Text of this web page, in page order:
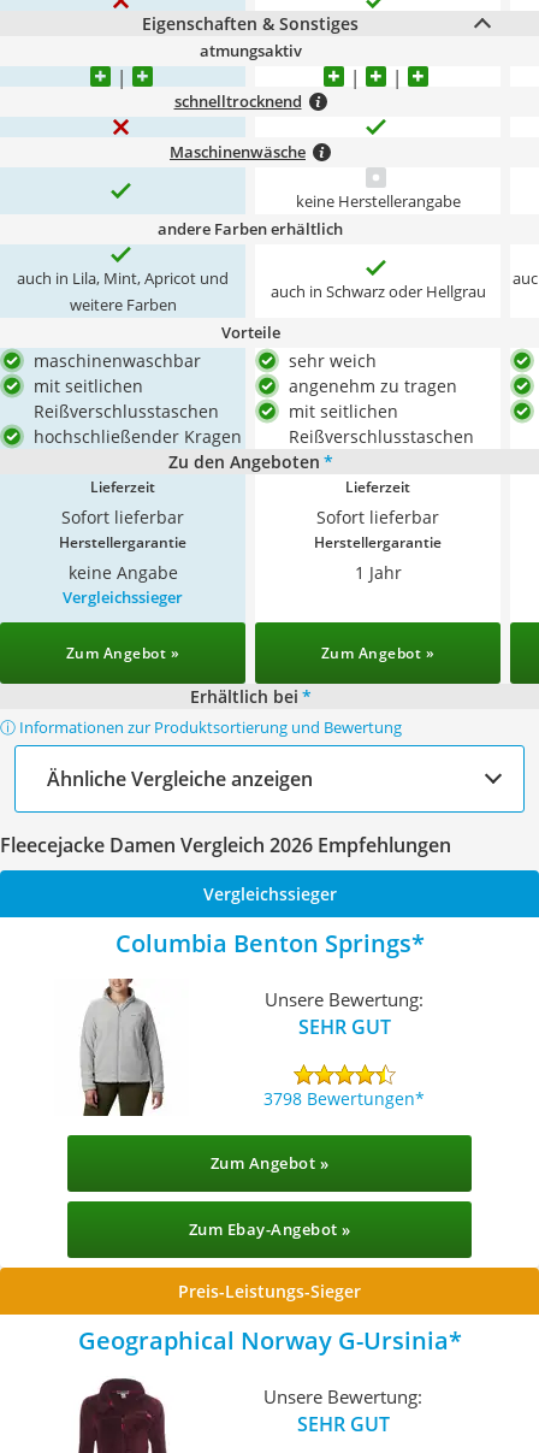
Eigenschaften & Sonstiges
atmungsaktiv
schnelltrocknend
Maschinenwäsche
keine Herstellerangabe
andere Farben erhältlich
auch in Lila, Mint, Apricot und
weitere Farben
auch in Schwarz oder Hellgrau
Vorteile
maschinenwaschbar
mit seitlichen
Reißverschlusstaschen
hochschließender Kragen
sehr weich
angenehm zu tragen
mit seitlichen
Reißverschlusstaschen
Zu den Angeboten *
Lieferzeit
Sofort lieferbar
Lieferzeit
Sofort lieferbar
Herstellergarantie
keine Angabe
Herstellergarantie
1 Jahr
Vergleichssieger
Zum Angebot » Zum Angebot »
Erhältlich bei *
ⓘ Informationen zur Produktsortierung und Bewertung
Ähnliche Vergleiche anzeigen
Fleecejacke Damen Vergleich 2026 Empfehlungen
Vergleichssieger
Columbia Benton Springs
Unsere Bewertung:
SEHR GUT
3798 Bewertungen
Zum Angebot »
Zum Ebay-Angebot »
Preis-Leistungs-Sieger
Geographical Norway G-Ursinia
Unsere Bewertung:
SEHR GUT